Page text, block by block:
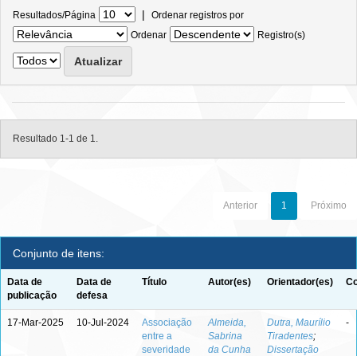
Resultados/Página | Ordenar registros por
Ordenar
Registro(s)
Resultado 1-1 de 1.
Anterior 1 Próximo
Conjunto de itens:
Data de
publicação
Data de
defesa
Título Autor(es) Orientador(es)
17-Mar-2025 10-Jul-2024
Associação
entre a
severidade
Almeida,
Sabrina
da Cunha
Dutra, Maurílio
Tiradentes;
Dissertação
-